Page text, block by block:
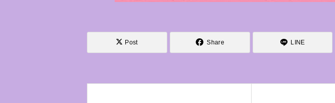
Post Share LINE